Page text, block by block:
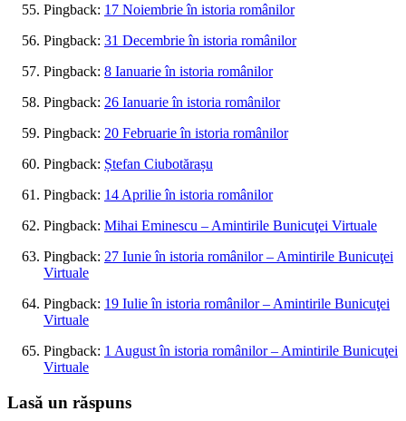
Pingback: 17 Noiembrie în istoria românilor
Pingback: 31 Decembrie în istoria românilor
Pingback: 8 Ianuarie în istoria românilor
Pingback: 26 Ianuarie în istoria românilor
Pingback: 20 Februarie în istoria românilor
Pingback: Ștefan Ciubotărașu
Pingback: 14 Aprilie în istoria românilor
Pingback: Mihai Eminescu – Amintirile Bunicuţei Virtuale
Pingback: 27 Iunie în istoria românilor – Amintirile Bunicuţei
Virtuale
Pingback: 19 Iulie în istoria românilor – Amintirile Bunicuţei
Virtuale
Pingback: 1 August în istoria românilor – Amintirile Bunicuţei
Virtuale
Lasă un răspuns